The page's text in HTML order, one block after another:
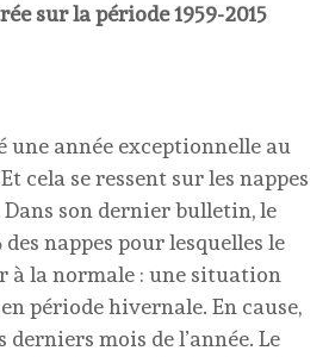
sur la période 1959-2015
une année exceptionnelle au
cela se ressent sur les nappes
Dans son dernier bulletin, le
des nappes pour lesquelles le
à la normale : une situation
période hivernale. En cause,
derniers mois de l’année. Le